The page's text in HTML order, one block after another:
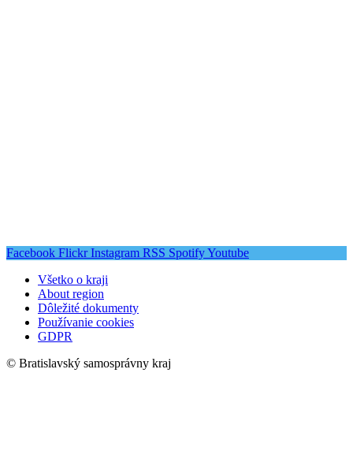
Facebook Flickr Instagram RSS SpotifyYoutube
Všetko o kraji
About region
Dôležité dokumenty
Používanie cookies
GDPR
© Bratislavský samosprávny kraj